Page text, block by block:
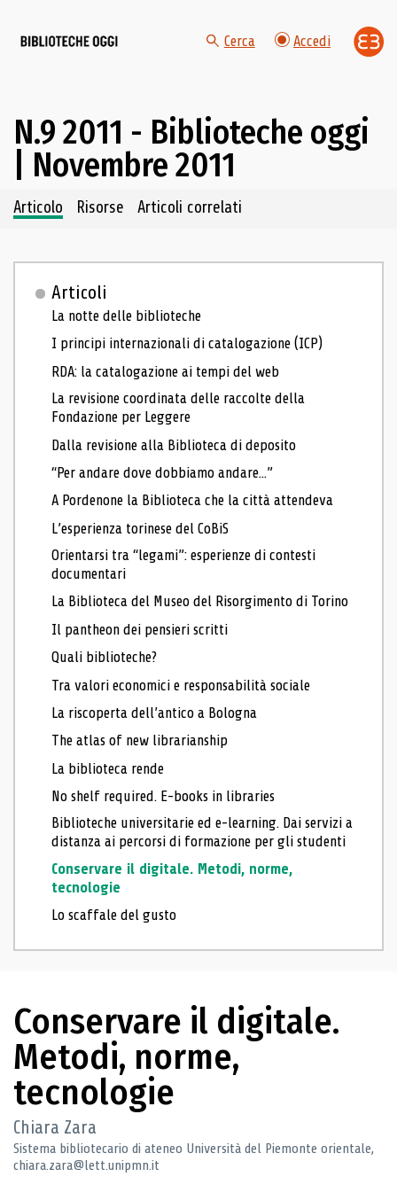
Cerca Accedi
N.9 2011 - Biblioteche oggi
| Novembre 2011
Navigazione dei contenuti del fascicolo
Articolo Risorse Articoli correlati
Articoli
La notte delle biblioteche
I principi internazionali di catalogazione (ICP)
RDA: la catalogazione ai tempi del web
La revisione coordinata delle raccolte della
Fondazione per Leggere
Dalla revisione alla Biblioteca di deposito
“Per andare dove dobbiamo andare...”
A Pordenone la Biblioteca che la città attendeva
L’esperienza torinese del CoBiS
Orientarsi tra “legami”: esperienze di contesti
documentari
La Biblioteca del Museo del Risorgimento di Torino
Il pantheon dei pensieri scritti
Quali biblioteche?
Tra valori economici e responsabilità sociale
La riscoperta dell’antico a Bologna
The atlas of new librarianship
La biblioteca rende
No shelf required. E-books in libraries
Biblioteche universitarie ed e-learning. Dai servizi a
distanza ai percorsi di formazione per gli studenti
Conservare il digitale. Metodi, norme,
tecnologie
Lo scaffale del gusto
Conservare il digitale.
Metodi, norme,
tecnologie
Chiara Zara
Sistema bibliotecario di ateneo Università del Piemonte orientale,
chiara.zara@lett.unipmn.it